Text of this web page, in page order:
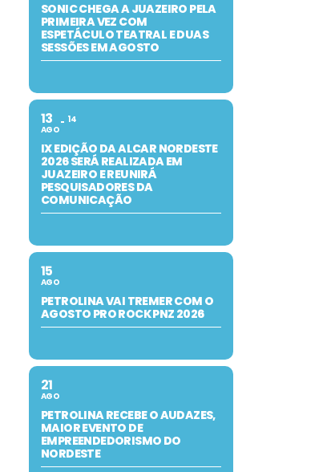
SONIC CHEGA A JUAZEIRO PELA
PRIMEIRA VEZ COM
ESPETÁCULO TEATRAL E DUAS
SESSÕES EM AGOSTO
13
AGO
14
IX EDIÇÃO DA ALCAR NORDESTE
2026 SERÁ REALIZADA EM
JUAZEIRO E REUNIRÁ
PESQUISADORES DA
COMUNICAÇÃO
15
AGO
PETROLINA VAI TREMER COM O
AGOSTO PRO ROCK PNZ 2026
21
AGO
PETROLINA RECEBE O AUDAZES,
MAIOR EVENTO DE
EMPREENDEDORISMO DO
NORDESTE